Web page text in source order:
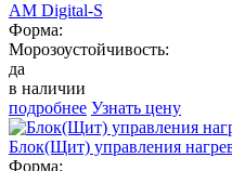
AM Digital-S
Форма:
Морозоустойчивость:
да
в наличии
подробнее Узнать цену
Блок(Щит) управления
Форма: